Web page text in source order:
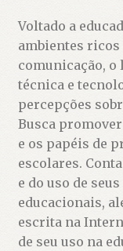
Voltado a
ambientes
comunicação, o
técnica e
percepções
Busca
e os papéis de
escolares.
e do uso de
educacionais,
escrita na
de seu uso na